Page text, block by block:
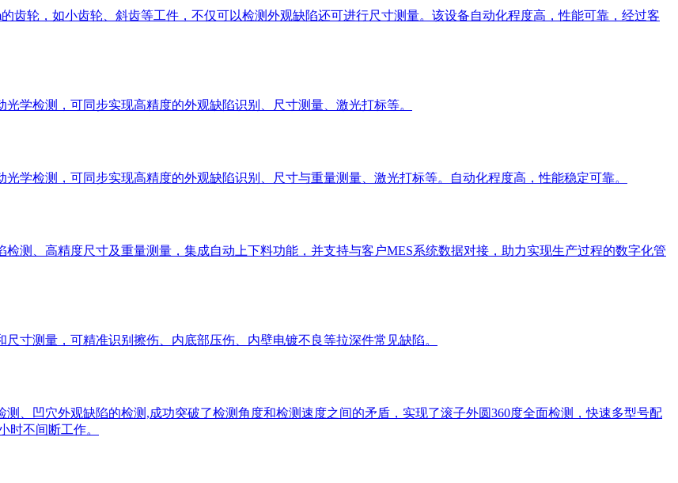
齿轮，如小齿轮、斜齿等工件，不仅可以检测外观缺陷还可进行尺寸测量。该设备自动化程度高，性能可靠，经过客
学检测，可同步实现高精度的外观缺陷识别、尺寸测量、激光打标等。
学检测，可同步实现高精度的外观缺陷识别、尺寸与重量测量、激光打标等。自动化程度高，性能稳定可靠。
测、高精度尺寸及重量测量，集成自动上下料功能，并支持与客户MES系统数据对接，助力实现生产过程的数字化管
寸测量，可精准识别擦伤、内底部压伤、内壁电镀不良等拉深件常见缺陷。
、凹穴外观缺陷的检测,成功突破了检测角度和检测速度之间的矛盾，实现了滚子外圆360度全面检测，快速多型号配
时不间断工作。